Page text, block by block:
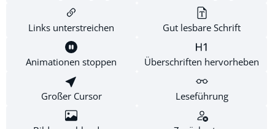
Links unterstreichen Gut lesbare Schrift
Animationen stoppen Überschriften hervorheben
Großer Cursor Leseführung
Diese Website verwendet Cookies, um eine bestmögliche
Erfahrung bieten zu können.
Nur technisch notwendige
Konfigurieren